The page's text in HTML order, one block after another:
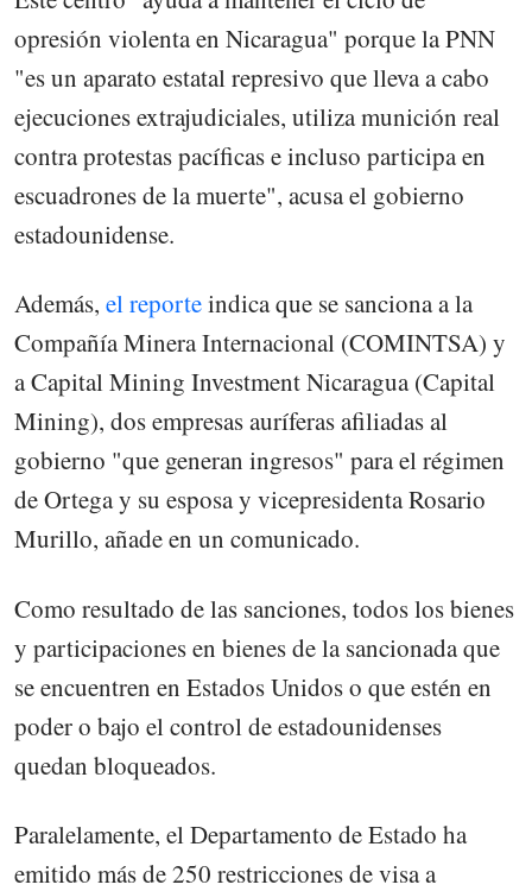
opresión violenta en Nicaragua" porque la PNN
"es un aparato estatal represivo que lleva a cabo
ejecuciones extrajudiciales, utiliza munición real
contra protestas pacíficas e incluso participa en
escuadrones de la muerte", acusa el gobierno
estadounidense.
Además, el reporteindica que se sanciona a la
Compañía Minera Internacional (COMINTSA) y
a Capital Mining Investment Nicaragua (Capital
Mining), dos empresas auríferas afiliadas al
gobierno "que generan ingresos" para el régimen
de Ortega y su esposa y vicepresidenta Rosario
Murillo, añade en un comunicado.
Como resultado de las sanciones, todos los bienes
y participaciones en bienes de la sancionada que
se encuentren en Estados Unidos o que estén en
poder o bajo el control de estadounidenses
quedan bloqueados.
Paralelamente, el Departamento de Estado ha
emitido más de 250 restricciones de visa a